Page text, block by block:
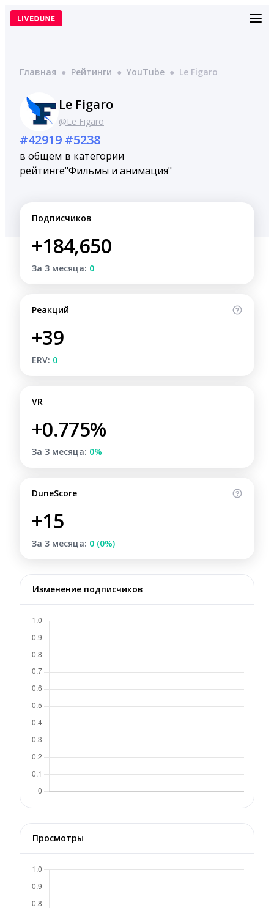
Перейти
Главная ● Рейтинги ● YouTube ● Le Figaro
Le Figaro
@Le Figaro
#42919
в общем
рейтинге
#5238
в категории
"Фильмы и анимация"
Подписчиков
+184,650
За 3 месяца: 0
Реакций
+39
ERV: 0
VR
+0.775%
За 3 месяца: 0%
DuneScore
+15
За 3 месяца: 0 (0%)
Изменение подписчиков
Просмотры